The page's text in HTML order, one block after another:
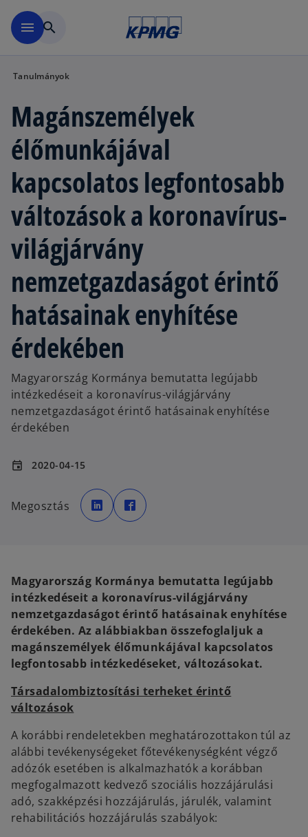
menu search
Tanulmányok
Magánszemélyek
élőmunkájával
kapcsolatos legfontosabb
változások a koronavírus-
világjárvány
nemzetgazdaságot érintő
hatásainak enyhítése
érdekében
Magyarország Kormánya bemutatta legújabb
intézkedéseit a koronavírus-világjárvány
nemzetgazdaságot érintő hatásainak enyhítése
érdekében
event 2020-04-15
Megosztás
o
p
e
n
t
b
p
e
t
b
Magyarország Kormánya bemutatta legújabb
intézkedéseit a koronavírus-világjárvány
nemzetgazdaságot érintő hatásainak enyhítése
érdekében. Az alábbiakban összefoglaljuk a
magánszemélyek élőmunkájával kapcsolatos
legfontosabb intézkedéseket, változásokat.
Társadalombiztosítási terheket érintő
változások
A korábbi rendeletekben meghatározottakon túl az
alábbi tevékenységeket főtevékenységként végző
adózók esetében is alkalmazhatók a korábban
megfogalmazott kedvező szociális hozzájárulási
adó, szakképzési hozzájárulás, járulék, valamint
rehabilitációs hozzájárulás szabályok: